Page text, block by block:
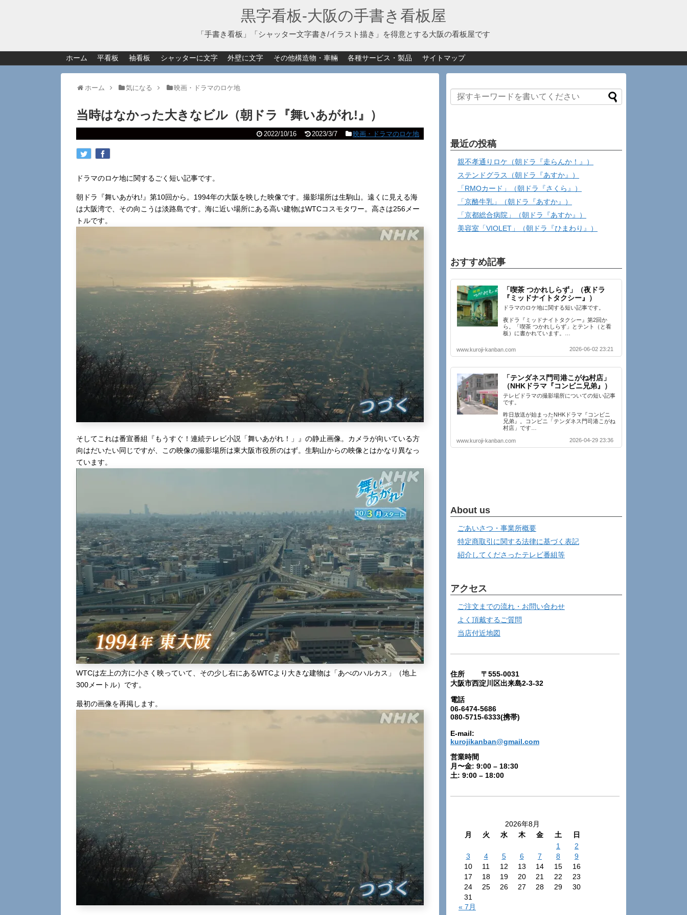
黒字看板‐大阪の手書き看板屋
「手書き看板」「シャッター文字書き/イラスト描き」を得意とする大阪の看板屋です
ホーム 平看板 袖看板 シャッターに文字 外壁に文字 その他構造物・車輛 各種サービス・製品 サイトマップ
ホーム 気になる 映画・ドラマのロケ地
当時はなかった大きなビル（朝ドラ『舞いあがれ!』）
2022/10/16 2023/3/7 映画・ドラマのロケ地
ドラマのロケ地に関するごく短い記事です。
朝ドラ『舞いあがれ!』第10回から。1994年の大阪を映した映像です。撮影場所は生駒山。遠くに見える海
は大阪湾で、その向こうは淡路島です。海に近い場所にある高い建物はWTCコスモタワー。高さは256メー
トルです。
そしてこれは番宣番組『もうすぐ！連続テレビ小説「舞いあがれ！」』の静止画像。カメラが向いている方
向はだいたい同じですが、この映像の撮影場所は東大阪市役所のはず。生駒山からの映像とはかなり異なっ
ています。
WTCは左上の方に小さく映っていて、その少し右にあるWTCより大きな建物は「あべのハルカス」（地上
300メートル）です。
最初の画像を再掲します。
最近の投稿
親不孝通りロケ（朝ドラ『走らんか！』）
ステンドグラス（朝ドラ『あすか』）
「RMOカード」（朝ドラ『さくら』）
「京酪牛乳」（朝ドラ『あすか』）
「京都総合病院」（朝ドラ『あすか』）
美容室「VIOLET」（朝ドラ『ひまわり』）
おすすめ記事
「喫茶 つかれしらず」（夜ドラ
『ミッドナイトタクシー』）
ドラマのロケ地に関する短い記事です。
夜ドラ『ミッドナイトタクシー』第2回か
ら。「喫茶 つかれしらず」とテント（と看
板）に書かれています。…
www.kuroji-kanban.com 2026-06-02 23:21
「テンダネス門司港こがね村店」
（NHKドラマ『コンビニ兄弟』）
テレビドラマの撮影場所についての短い記事
です。
昨日放送が始まったNHKドラマ『コンビニ
兄弟』。コンビニ「テンダネス門司港こがね
村店」です…
www.kuroji-kanban.com 2026-04-29 23:36
About us
ごあいさつ・事業所概要
特定商取引に関する法律に基づく表記
紹介してくださったテレビ番組等
アクセス
ご注文までの流れ・お問い合わせ
よく頂戴するご質問
当店付近地図
住所 〒555-0031
大阪市西淀川区出来島2-3-32
電話
06-6474-5686
080-5715-6333(携帯)
E-mail:
kurojikanban@gmail.com
営業時間
月〜金: 9:00 – 18:30
土: 9:00 – 18:00
2026年8月
月
火 水 木 金 土
日
1
2
3
4 5 6 7 8
9
10
11 12 13 14 15
16
17
18 19 20 21 22
23
24
25 26 27 28 29
30
31
« 7月